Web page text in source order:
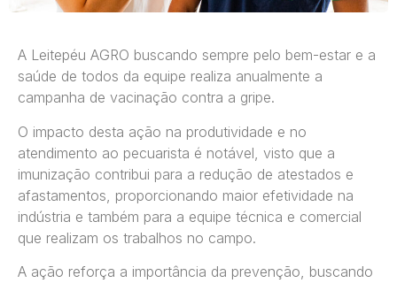
A Leitepéu AGRO buscando sempre pelo bem-estar e a
saúde de todos da equipe realiza anualmente a
campanha de vacinação contra a gripe.
O impacto desta ação na produtividade e no
atendimento ao pecuarista é notável, visto que a
imunização contribui para a redução de atestados e
afastamentos, proporcionando maior efetividade na
indústria e também para a equipe técnica e comercial
que realizam os trabalhos no campo.
A ação reforça a importância da prevenção, buscando